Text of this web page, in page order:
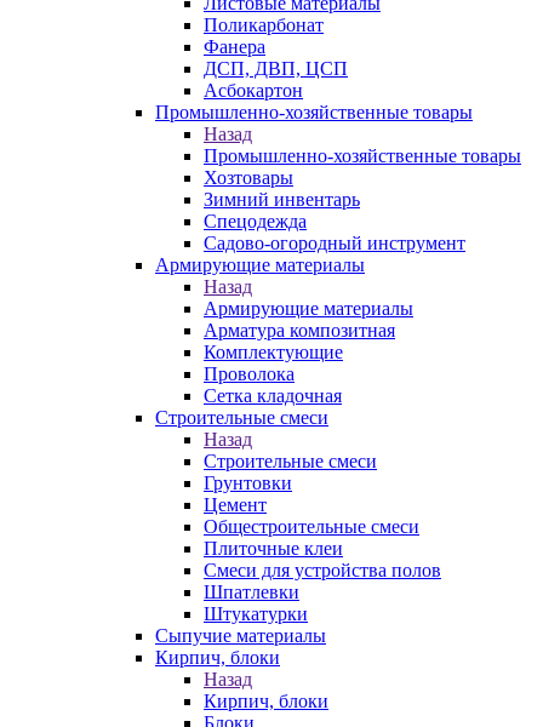
Поликарбонат
Фанера
ДСП, ДВП, ЦСП
Асбокартон
Промышленно-хозяйственные товары
Назад
Промышленно-хозяйственные товары
Хозтовары
Зимний инвентарь
Спецодежда
Садово-огородный инструмент
Армирующие материалы
Назад
Армирующие материалы
Арматура композитная
Комплектующие
Проволока
Сетка кладочная
Строительные смеси
Назад
Строительные смеси
Грунтовки
Цемент
Общестроительные смеси
Плиточные клеи
Смеси для устройства полов
Шпатлевки
Штукатурки
Сыпучие материалы
Кирпич, блоки
Назад
Кирпич, блоки
Блоки